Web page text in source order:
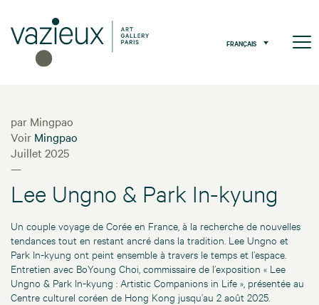
FRANÇAIS
par Mingpao
Voir Mingpao
Juillet 2025
—
Lee Ungno & Park In-kyung
Un couple voyage de Corée en France, à la recherche de nouvelles
tendances tout en restant ancré dans la tradition. Lee Ungno et
Park In-kyung ont peint ensemble à travers le temps et l’espace.
Entretien avec BoYoung Choi, commissaire de l’exposition « Lee
Ungno & Park In-kyung : Artistic Companions in Life », présentée au
Centre culturel coréen de Hong Kong jusqu’au 2 août 2025.